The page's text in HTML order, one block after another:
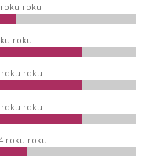
roku roku
roku
roku roku
roku roku
roku roku